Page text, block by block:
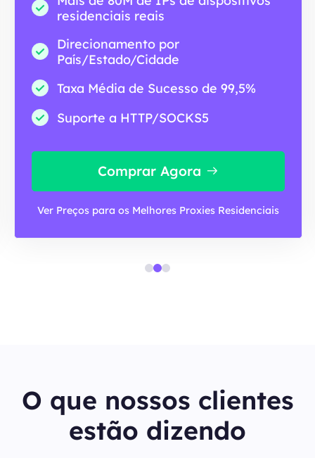
residenciais reais
Direcionamento por
País/Estado/Cidade
Taxa Média de Sucesso de 99,5%
Suporte a HTTP/SOCKS5
Comprar Agora
Ver Preços para os Melhores Proxies Residenciais
O que nossos clientes
estão dizendo